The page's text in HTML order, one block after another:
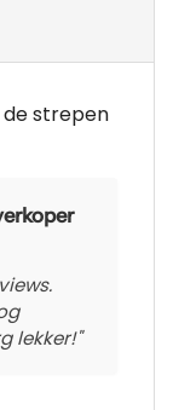
strepen
lekker!"